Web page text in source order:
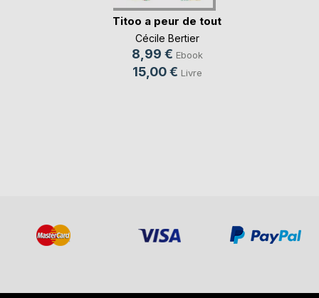
Titoo a peur de tout
Cécile Bertier
8,99 € Ebook
15,00 € Livre